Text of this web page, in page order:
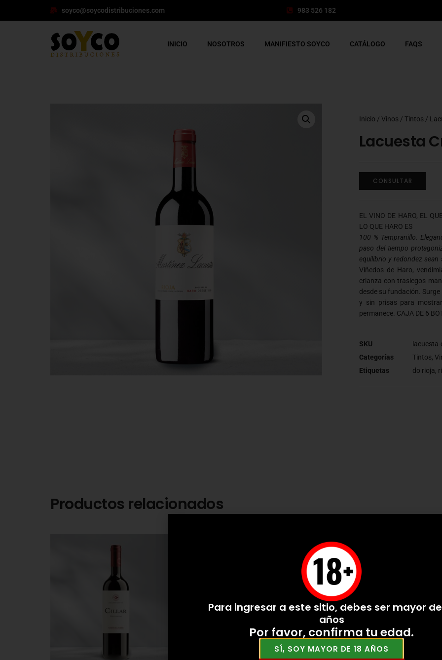
soyco@soycodistribuciones.com 983 526 182
INICIO NOSOTROS MANIFIESTO SOYCO CATÁLOGO FAQS
Inicio / Vinos / Tintos /
Lacuesta
CONSULTAR
EL VINO DE HARO, EL
LO QUE HARO ES
100 % Tempranillo.
paso del tiempo
equilibrio y redondez
Viñedos de Haro,
crianza con trasiegos
desde su fundación.
y sin prisas para
permanece. CAJA DE 6
SKU
Categorías
Tintos,
Etiquetas
do rioja,
Productos relacionados
Para ingresar a este sitio, debes ser mayor de
años
Por favor, confirma tu edad.
SÍ, SOY MAYOR DE 18 AÑOS